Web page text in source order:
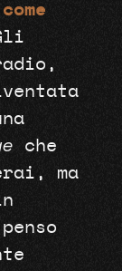
che
ma